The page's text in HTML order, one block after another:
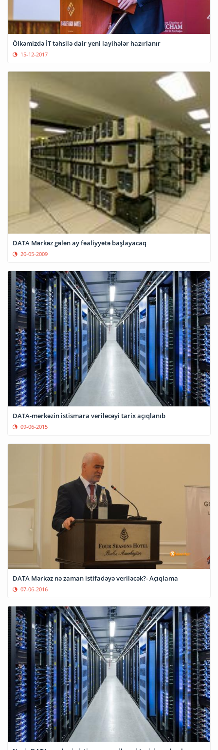
Ölkəmizdə İT təhsilə dair yeni layihələr hazırlanır
15-12-2017
DATA Mərkəz gələn ay fəaliyyətə başlayacaq
20-05-2009
DATA-mərkəzin istismara veriləcəyi tarix açıqlanıb
09-06-2015
DATA Mərkəz nə zaman istifadəyə veriləcək?- Açıqlama
07-06-2016